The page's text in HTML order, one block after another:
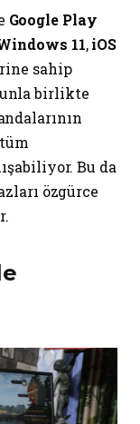
Google Play
11,iOS
sahip
birlikte
Bu da
özgürce